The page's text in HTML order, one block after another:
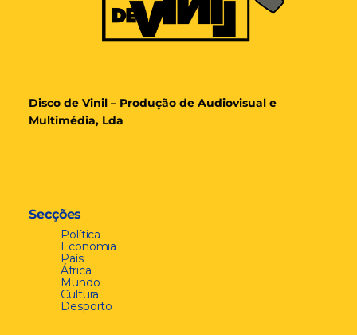
Disco de Vinil – Produção de Audiovisual e
Multimédia, Lda
Secções
Política
Economia
País
África
Mundo
Cultura
Desporto